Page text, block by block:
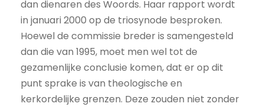
dan dienaren des Woords. Haar rapport wordt
in januari 2000 op de triosynode besproken.
Hoewel de commissie breder is samengesteld
dan die van 1995, moet men wel tot de
gezamenlijke conclusie komen, dat er op dit
punt sprake is van theologische en
kerkordelijke grenzen. Deze zouden niet zonder